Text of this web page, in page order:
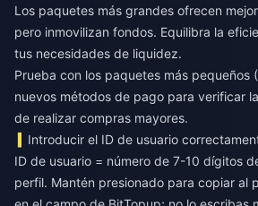
Los paquetes más grandes ofrecen
pero inmovilizan fondos. Equilibra la
tus necesidades de liquidez.
Prueba con los paquetes más pequeños
nuevos métodos de pago para verificar
de realizar compras mayores.
Introducir el ID de usuario
ID de usuario = número de 7-10 dígitos
perfil. Mantén presionado para copiar al